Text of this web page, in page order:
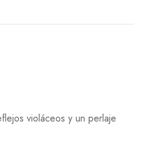
violáceos y un perlaje